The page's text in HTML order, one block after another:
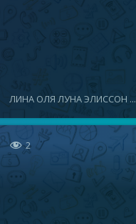
ЛИНА ОЛЯ ЛУНА ЭЛИССОН ...
 2